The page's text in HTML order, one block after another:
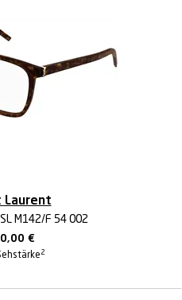
Laurent
M142/F 54 002
€
2